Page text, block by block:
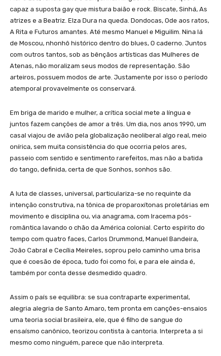
capaz a suposta gay que mistura baião e rock. Biscate, Sinhá, As
atrizes e a Beatriz. Elza Dura na queda. Dondocas, Ode aos ratos,
A Rita e Futuros amantes. Até mesmo Manuel e Miguilim. Nina lá
de Moscou, nhonhô histórico dentro do blues, O caderno. Juntos
com outros tantos, sob as bênçãos artísticas das Mulheres de
Atenas, não moralizam seus modos de representação. São
arteiros, possuem modos de arte. Justamente por isso o período
atemporal provavelmente os conservará.
Em briga de marido e mulher, a crítica social mete a língua e
juntos fazem canções de amor a três. Um dia, nos anos 1990, um
casal viajou de avião pela globalização neoliberal algo real, meio
onírica, sem muita consistência do que ocorria pelos ares,
passeio com sentido e sentimento rarefeitos, mas não a batida
do tango, definida, certa de que Sonhos, sonhos são.
A luta de classes, universal, particulariza-se no requinte da
intenção construtiva, na tônica de proparoxítonas proletárias em
movimento e disciplina ou, via anagrama, com Iracema pós-
romântica lavando o chão da América colonial. Certo espírito do
tempo com quatro faces, Carlos Drummond, Manuel Bandeira,
João Cabral e Cecília Meireles, soprou pelo caminho uma brisa
que é coesão de época, tudo foi como foi, e para ele ainda é,
também por conta desse desmedido quadro.
Assim o país se equilibra: se sua contraparte experimental,
alegria alegria de Santo Amaro, tem pronta em canções-ensaios
uma teoria social brasileira, ele, que é filho de sangue do
ensaísmo canônico, teorizou contista à cantoria. Interpreta a si
mesmo como ninguém, parece que não interpreta.